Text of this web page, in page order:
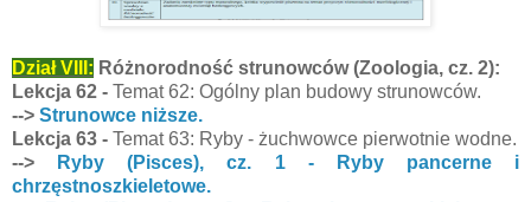
Dział VIII: Różnorodność strunowców (Zoologia, cz. 2):
Lekcja 62 - Temat 62: Ogólny plan budowy strunowców.
--> Strunowce niższe.
Lekcja 63 - Temat 63: Ryby - żuchwowce pierwotnie wodne.
-->
Ryby (Pisces), cz. 1 - Ryby pancerne i
chrzęstnoszkieletowe.